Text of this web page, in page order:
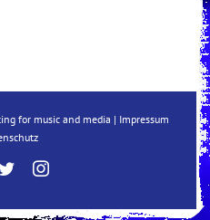
for music and media | Impressum
TwitterInstagram